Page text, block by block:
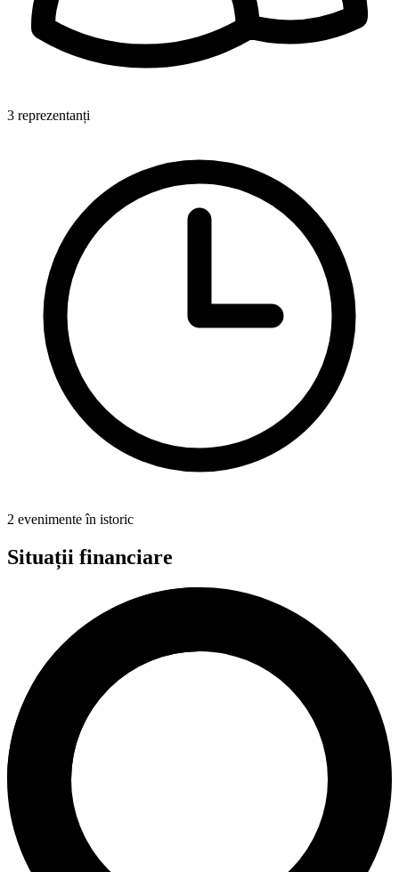
3 reprezentanți
2 evenimente în istoric
Situații financiare